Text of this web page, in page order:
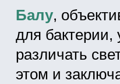
Балу,
для бактерии,
различать
этом и